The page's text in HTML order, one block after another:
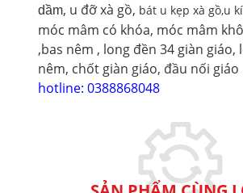
dầm, u đỡ xà gồ, bát u kẹp xà gồ,u
móc mâm có khóa, móc mâm
,bas nêm , long đền 34 giàn giáo,
nêm, chốt giàn giáo, đầu nối giáo
hotline: 0388868048